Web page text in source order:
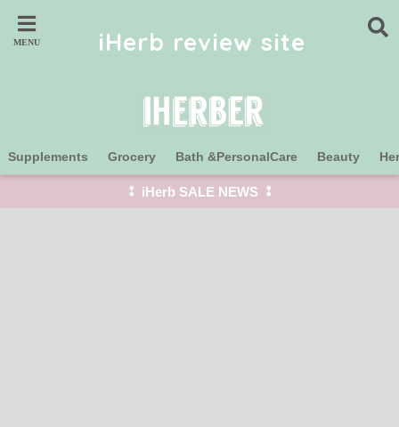
iHerb review site
Supplements Grocery Bath &PersonalCare Beauty
⁑ iHerb SALE NEWS ⁑